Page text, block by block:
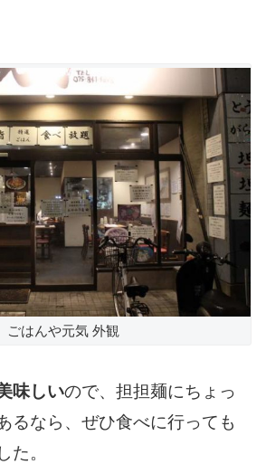
ごはんや元気 外観
味しいので、担担麺にちょっ
るなら、ぜひ食べに行っても
た。